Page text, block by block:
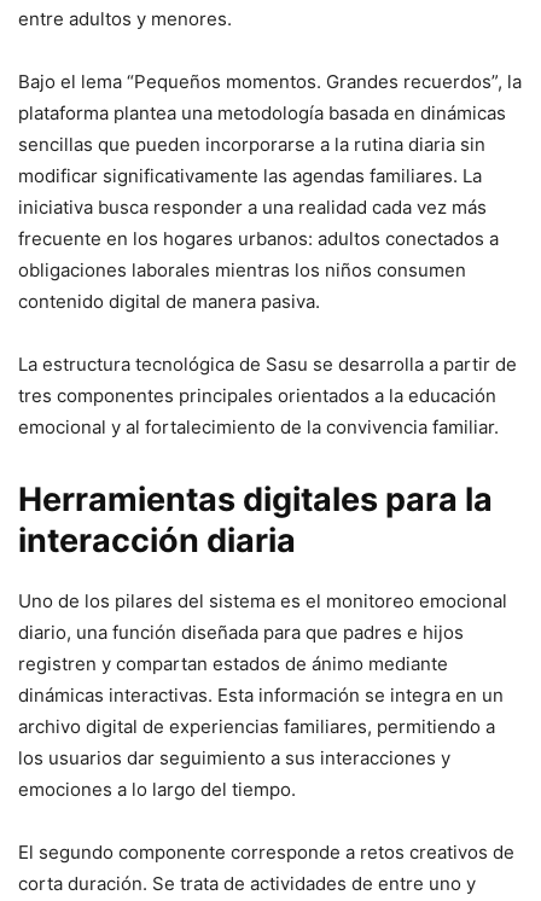
entre adultos y menores.
Bajo el lema “Pequeños momentos. Grandes recuerdos”, la
plataforma plantea una metodología basada en dinámicas
sencillas que pueden incorporarse a la rutina diaria sin
modificar significativamente las agendas familiares. La
iniciativa busca responder a una realidad cada vez más
frecuente en los hogares urbanos: adultos conectados a
obligaciones laborales mientras los niños consumen
contenido digital de manera pasiva.
La estructura tecnológica de Sasu se desarrolla a partir de
tres componentes principales orientados a la educación
emocional y al fortalecimiento de la convivencia familiar.
Herramientas digitales para la
interacción diaria
Uno de los pilares del sistema es el monitoreo emocional
diario, una función diseñada para que padres e hijos
registren y compartan estados de ánimo mediante
dinámicas interactivas. Esta información se integra en un
archivo digital de experiencias familiares, permitiendo a
los usuarios dar seguimiento a sus interacciones y
emociones a lo largo del tiempo.
El segundo componente corresponde a retos creativos de
corta duración. Se trata de actividades de entre uno y